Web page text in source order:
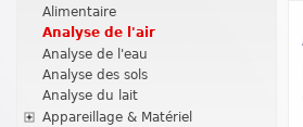
Alimentaire
Analyse de l'air
Analyse de l'eau
Analyse des sols
Analyse du lait
Appareillage & Matériel